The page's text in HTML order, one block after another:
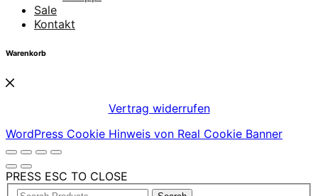
Sale
Kontakt
Warenkorb
Vertrag widerrufen
WordPress Cookie Hinweis von Real Cookie Banner
PRESS ESC TO CLOSE